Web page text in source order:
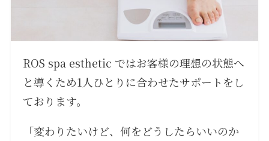
ROS spa esthetic ではお客様の理想の状態へ
と導くため1人ひとりに合わせたサポートをし
ております。
「変わりたいけど、何をどうしたらいいのか